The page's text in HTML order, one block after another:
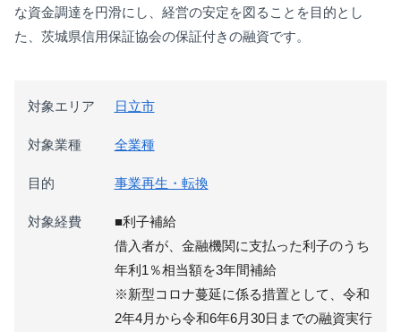
な資金調達を円滑にし、経営の安定を図ることを目的とし
た、茨城県信用保証協会の保証付きの融資です。
対象エリア 日立市
対象業種 全業種
目的 事業再生・転換
対象経費
■利子補給
借入者が、金融機関に支払った利子のうち
年利1％相当額を3年間補給
※新型コロナ蔓延に係る措置として、令和
2年4月から令和6年6月30日までの融資実行